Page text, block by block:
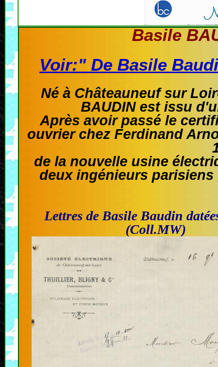
Basile
Voir:" De Basile
Né à Châteauneuf sur
BAUDIN est issu
Après avoir passé le
ouvrier chez Ferdinand
de la nouvelle usine
deux ingénieurs
Lettres de Basile Baudin
(Coll.MW)